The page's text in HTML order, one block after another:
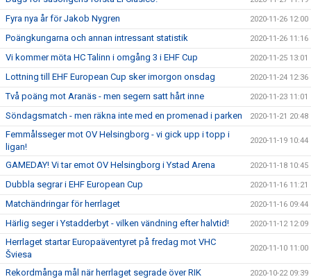
Fyra nya år för Jakob Nygren 2020-11-26 12:00
Poängkungarna och annan intressant statistik 2020-11-26 11:16
Vi kommer möta HC Talinn i omgång 3 i EHF Cup 2020-11-25 13:01
Lottning till EHF European Cup sker imorgon onsdag 2020-11-24 12:36
Två poäng mot Aranäs - men segern satt hårt inne 2020-11-23 11:01
Söndagsmatch - men räkna inte med en promenad i parken 2020-11-21 20:48
Femmålsseger mot OV Helsingborg - vi gick upp i topp i
ligan!
2020-11-19 10:44
GAMEDAY! Vi tar emot OV Helsingborg i Ystad Arena 2020-11-18 10:45
Dubbla segrar i EHF European Cup 2020-11-16 11:21
Matchändringar för herrlaget 2020-11-16 09:44
Härlig seger i Ystadderbyt - vilken vändning efter halvtid! 2020-11-12 12:09
Herrlaget startar Europaäventyret på fredag mot VHC
Šviesa
2020-11-10 11:00
Rekordmånga mål när herrlaget segrade över RIK 2020-10-22 09:39